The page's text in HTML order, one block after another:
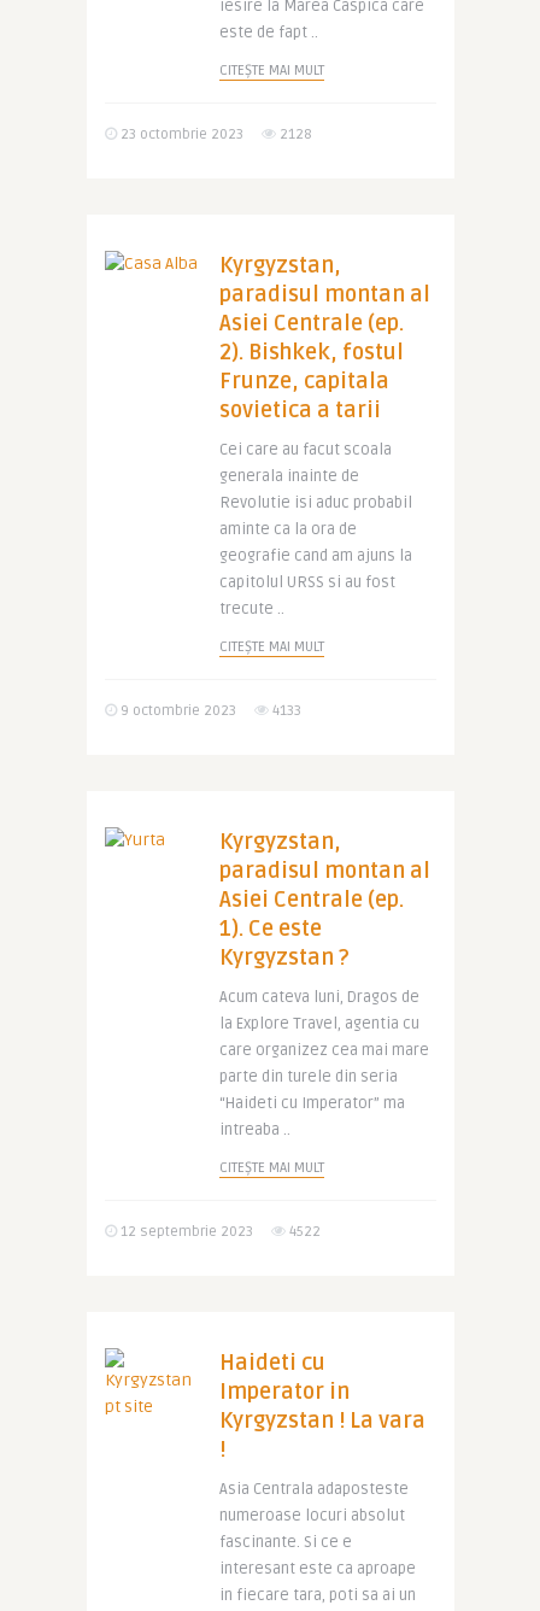
iesire la Marea Caspica care
este de fapt ..
CITEȘTE MAI MULT
23 octombrie 2023 2128
Kyrgyzstan,
paradisul montan al
Asiei Centrale (ep.
2). Bishkek, fostul
Frunze, capitala
sovietica a tarii
Cei care au facut scoala
generala inainte de
Revolutie isi aduc probabil
aminte ca la ora de
geografie cand am ajuns la
capitolul URSS si au fost
trecute ..
CITEȘTE MAI MULT
9 octombrie 2023 4133
Kyrgyzstan,
paradisul montan al
Asiei Centrale (ep.
1). Ce este
Kyrgyzstan ?
Acum cateva luni, Dragos de
la Explore Travel, agentia cu
care organizez cea mai mare
parte din turele din seria
“Haideti cu Imperator” ma
intreaba ..
CITEȘTE MAI MULT
12 septembrie 2023 4522
Haideti cu
Imperator in
Kyrgyzstan ! La vara
!
Asia Centrala adaposteste
numeroase locuri absolut
fascinante. Si ce e
interesant este ca aproape
in fiecare tara, poti sa ai un